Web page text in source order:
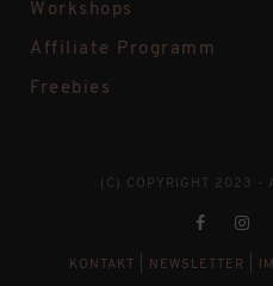
Workshops
Affiliate Programm
Freebies
(C) COPYRIGHT 2023 -
KONTAKT NEWSLETTER